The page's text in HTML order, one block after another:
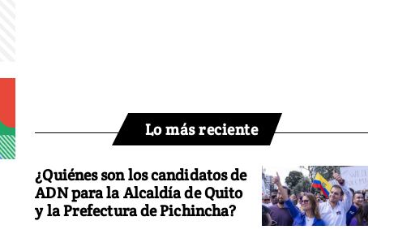
Lo más reciente
¿Quiénes son los candidatos de
ADN para la Alcaldía de Quito
y la Prefectura de Pichincha?